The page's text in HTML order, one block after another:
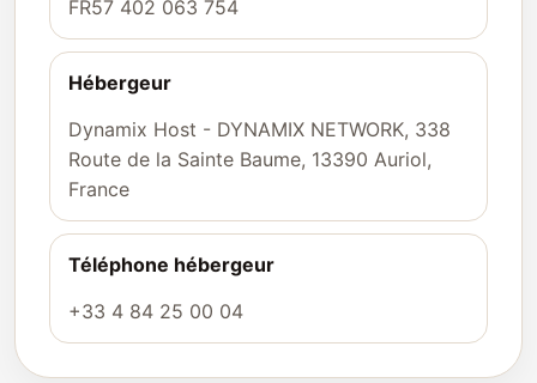
FR57 402 063 754
Hébergeur
Dynamix Host - DYNAMIX NETWORK, 338
Route de la Sainte Baume, 13390 Auriol,
France
Téléphone hébergeur
+33 4 84 25 00 04